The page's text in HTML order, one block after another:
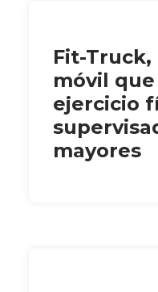
Fit-
móvil
ejercicio
mayores